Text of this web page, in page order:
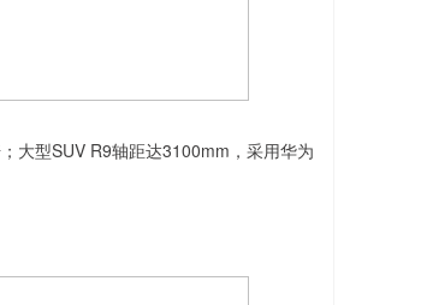
大型SUV R9轴距达3100mm，采用华为